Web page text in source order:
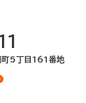
5丁目161番地